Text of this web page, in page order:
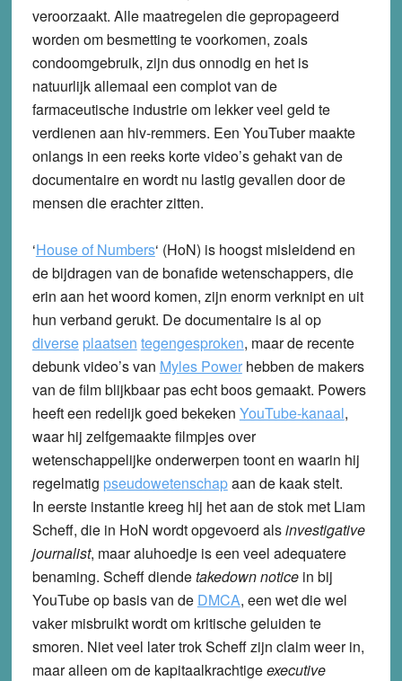
veroorzaakt. Alle maatregelen die gepropageerd
worden om besmetting te voorkomen, zoals
condoomgebruik, zijn dus onnodig en het is
natuurlijk allemaal een complot van de
farmaceutische industrie om lekker veel geld te
verdienen aan hiv-remmers. Een YouTuber maakte
onlangs in een reeks korte video’s gehakt van de
documentaire en wordt nu lastig gevallen door de
mensen die erachter zitten.
‘House of Numbers‘ (HoN) is hoogst misleidend en
de bijdragen van de bonafide wetenschappers, die
erin aan het woord komen, zijn enorm verknipt en uit
hun verband gerukt. De documentaire is al op
diverse plaatsen tegengesproken, maar de recente
debunk video’s van Myles Powerhebben de makers
van de film blijkbaar pas echt boos gemaakt. Powers
heeft een redelijk goed bekeken YouTube-kanaal,
waar hij zelfgemaakte filmpjes over
wetenschappelijke onderwerpen toont en waarin hij
regelmatig pseudowetenschapaan de kaak stelt.
In eerste instantie kreeg hij het aan de stok met Liam
Scheff, die in HoN wordt opgevoerd alsinvestigative
journalist, maar aluhoedje is een veel adequatere
benaming. Scheff diendetakedown noticein bij
YouTube op basis van de DMCA, een wet die wel
vaker misbruikt wordt om kritische geluiden te
smoren. Niet veel later trok Scheff zijn claim weer in,
maar alleen om de kapitaalkrachtigeexecutive